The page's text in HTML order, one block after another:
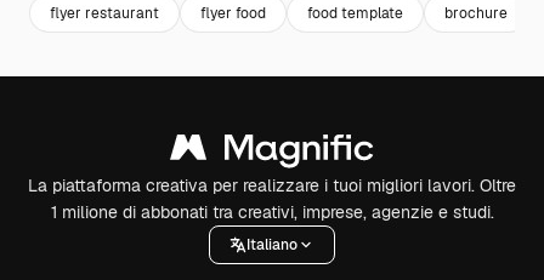
flyer restaurant flyer food food template brochure
La piattaforma creativa per realizzare i tuoi migliori lavori. Oltre
1 milione di abbonati tra creativi, imprese, agenzie e studi.
Italiano